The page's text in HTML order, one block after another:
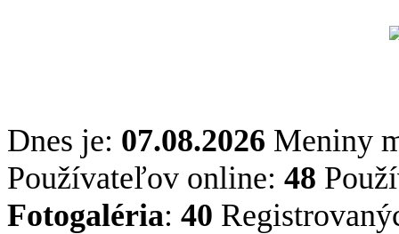
Dnes je: 07.08.2026 Meniny
Používateľov online: 48
Fotogaléria: 40